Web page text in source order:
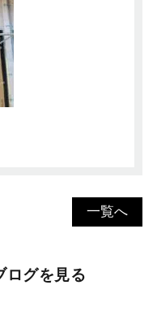
一覧へ
ログを見る